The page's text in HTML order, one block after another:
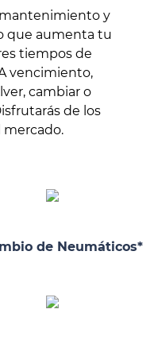
y
que aumenta tu
tiempos de
vencimiento,
cambiar o
de los
de Neumáticos*